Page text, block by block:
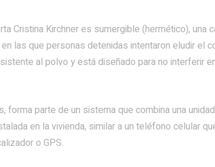
Cristina Kirchner es sumergible (hermético), una
las que personas detenidas intentaron eludir el
al polvo y está diseñado para no interferir
forma parte de un sistema que combina una
en la vivienda, similar a un teléfono celular
o GPS.